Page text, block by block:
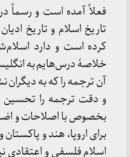
فعلاً آمده است و رسماً
تاریخ اسلام و تاریخ
کرده است و دارد
خلاصهٔ درس‌هایم به
آن ترجمه را که به دیگران
و دقت ترجمه را تحسین
بخصوص با اصلاحات و
برای اروپا، هند و
اسلام فلسفی و اعتقادی